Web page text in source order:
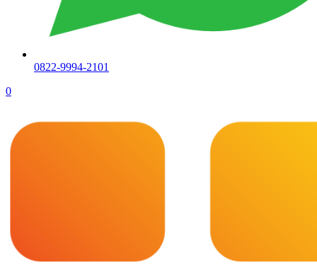
0822-9994-2101
0